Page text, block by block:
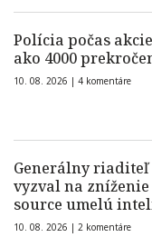
Polícia počas
ako 4000
10. 08. 2026 | 4 komentáre
Generálny
vyzval na
source umelú
10. 08. 2026 | 2 komentáre